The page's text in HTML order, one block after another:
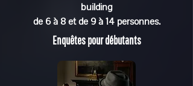
building
de 6 à 8 et de 9 à 14 personnes.
Enquêtes pour débutants